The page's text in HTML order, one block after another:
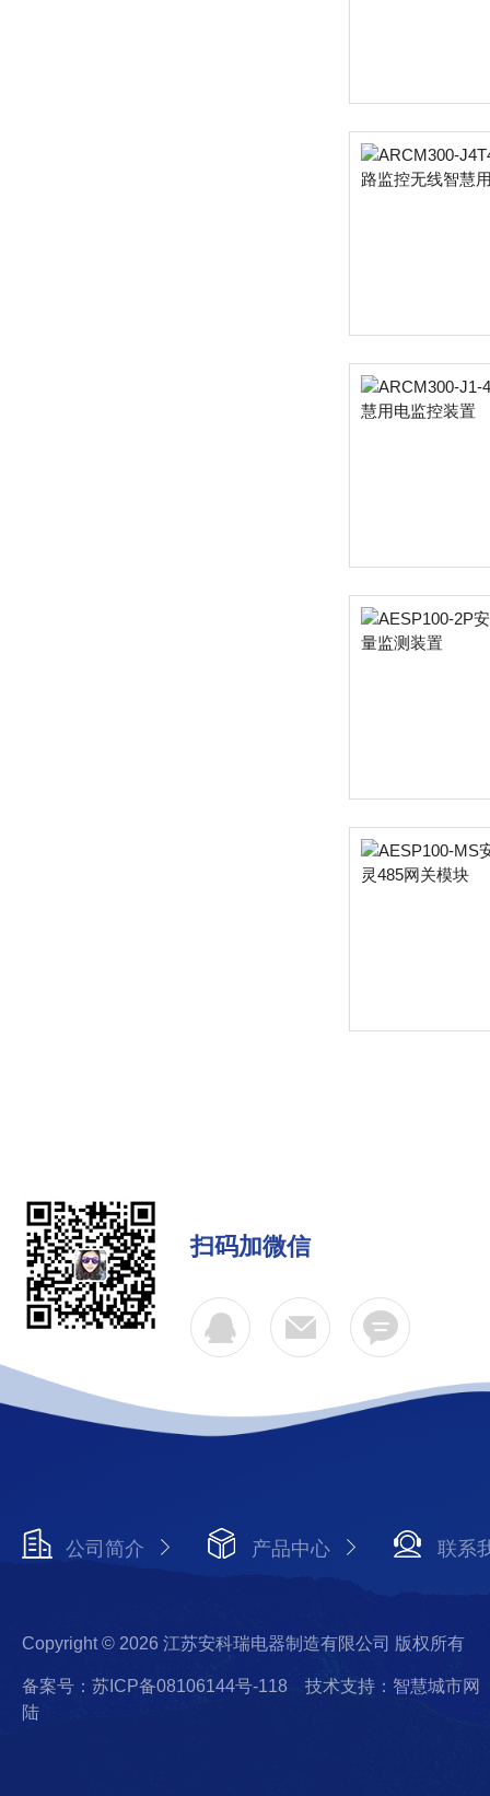
扫码加微信
公司简介 产品中心 联系
Copyright © 2026 江苏安科瑞电器制造有限公司 版权所有
备案号：苏ICP备08106144号-118
技术支持：智慧城市网
陆